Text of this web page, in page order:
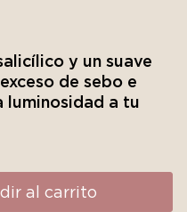
y un suave
de sebo e
luminosidad a tu
al carrito